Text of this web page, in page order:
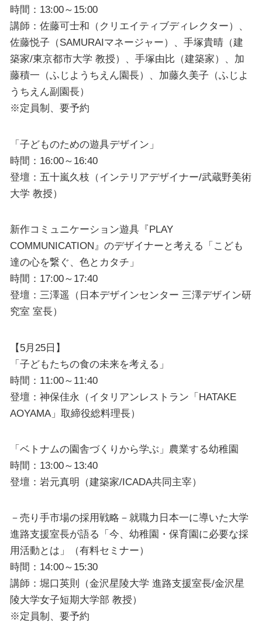
時間：13:00～15:00
講師：佐藤可士和（クリエイティブディレクター）、
佐藤悦子（SAMURAIマネージャー）、手塚貴晴（建
築家/東京都市大学 教授）、手塚由比（建築家）、加
藤積一（ふじようちえん園長）、加藤久美子（ふじよ
うちえん副園長）
※定員制、要予約
「子どものための遊具デザイン」
時間：16:00～16:40
登壇：五十嵐久枝（インテリアデザイナー/武蔵野美術
大学 教授）
新作コミュニケーション遊具『PLAY
COMMUNICATION』のデザイナーと考える「こども
達の心を繋ぐ、色とカタチ」
時間：17:00～17:40
登壇：三澤遥（日本デザインセンター 三澤デザイン研
究室 室長）
【5月25日】
「子どもたちの食の未来を考える」
時間：11:00～11:40
登壇：神保佳永（イタリアンレストラン「HATAKE
AOYAMA」取締役総料理長）
「ベトナムの園舎づくりから学ぶ」農業する幼稚園
時間：13:00～13:40
登壇：岩元真明（建築家/ICADA共同主宰）
－売り手市場の採用戦略－就職力日本一に導いた大学
進路支援室長が語る「今、幼稚園・保育園に必要な採
用活動とは」（有料セミナー）
時間：14:00～15:30
講師：堀口英則（金沢星陵大学 進路支援室長/金沢星
陵大学女子短期大学部 教授）
※定員制、要予約